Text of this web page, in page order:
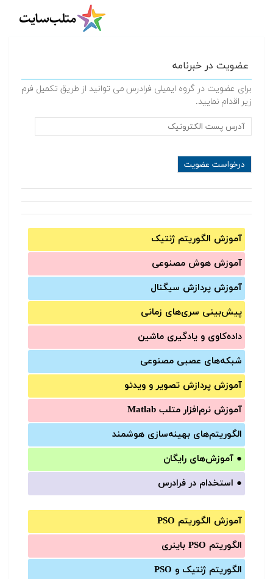
عضویت در خبرنامه
برای عضویت در گروه ایمیلی فرادرس می توانید از طریق تکمیل فرم
زیر اقدام نمایید.
آموزش الگوریتم ژنتیک
آموزش‌ هوش مصنوعی
آموزش‌ پردازش سیگنال
پیش‌‌بینی سری‌‌های زمانی
داده‌کاوی و یادگیری ماشین
شبکه‌های عصبی مصنوعی
آموزش‌ پردازش تصویر و ویدئو
آموزش‌ نرم‌افزار متلب Matlab
الگوریتم‌های بهینه‌سازی هوشمند
● آموزش‌های رایگان
● استخدام در فرادرس
آموزش الگوریتم PSO
الگوریتم PSO باینری
الگوریتم ژنتیک و PSO